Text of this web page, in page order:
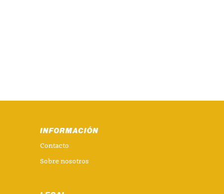
INFORMACIÓN
Contacto
Sobre nosotros